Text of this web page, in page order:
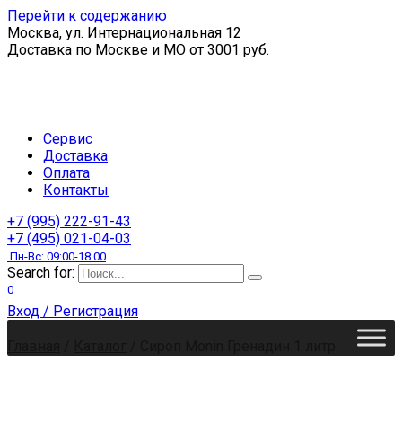
Перейти к содержанию
Москва, ул. Интернациональная 12
Доставка по Москве и МО от 3001 руб.
Сервис
Доставка
Оплата
Контакты
+7 (995) 222-91-43
+7 (495) 021-04-03
Пн-Вс: 09:00-18:00
Search for:
0
Вход / Регистрация